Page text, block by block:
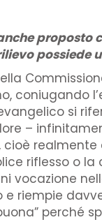
proposto
possiede
coniugando
si
–
realmente
riflesso o
vocazione
riempie
perché